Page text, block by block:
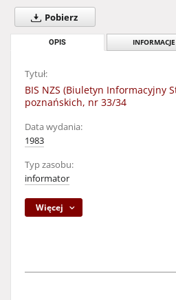
Pobierz
OPIS INFORMACJE
Tytuł:
BIS NZS (Biuletyn Informacyjny
poznańskich, nr 33/34
Data wydania:
1983
Typ zasobu:
informator
Więcej